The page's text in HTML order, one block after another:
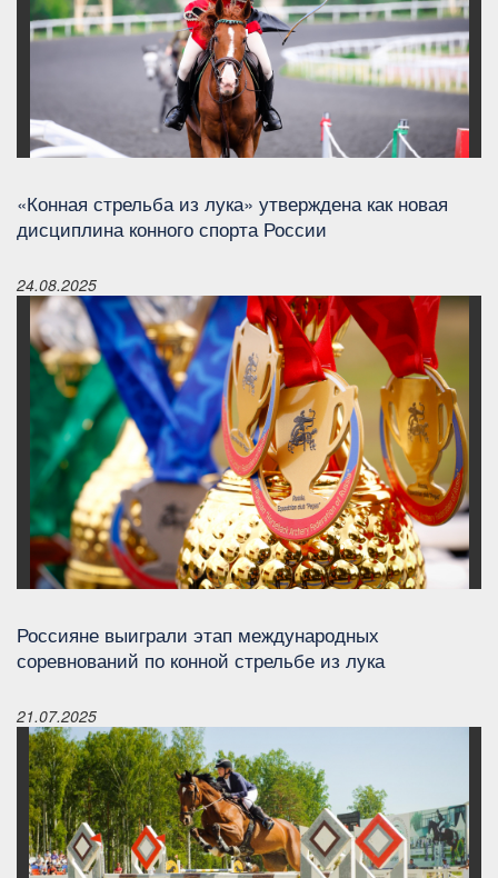
«Конная стрельба из лука» утверждена как новая
дисциплина конного спорта России
24.08.2025
Россияне выиграли этап международных
соревнований по конной стрельбе из лука
21.07.2025